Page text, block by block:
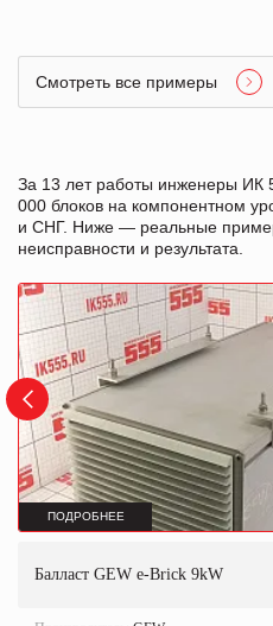
Смотреть все примеры
За 13 лет работы инженеры ИК
000 блоков на компонентном
и СНГ. Ниже — реальные
неисправности и результата.
ПОДРОБНЕЕ
Балласт GEW e-Brick 9kW